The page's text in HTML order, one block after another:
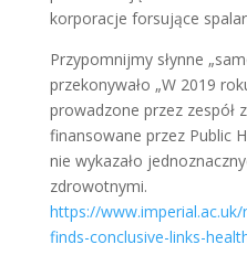
korporacje forsujące
Przypomnijmy słynne
przekonywało „W 2019
prowadzone przez zespół
finansowane przez Public
nie wykazało
zdrowotnymi.
https://
finds-conclusive-links-